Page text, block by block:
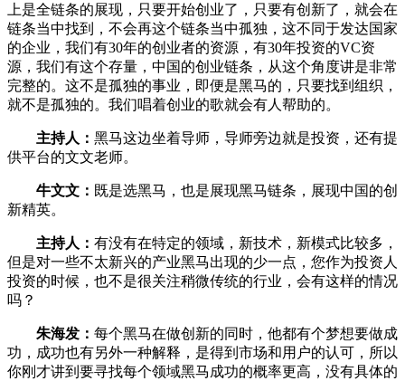
上是全链条的展现，只要开始创业了，只要有创新了，就会在
链条当中找到，不会再这个链条当中孤独，这不同于发达国家
的企业，我们有30年的创业者的资源，有30年投资的VC资
源，我们有这个存量，中国的创业链条，从这个角度讲是非常
完整的。这不是孤独的事业，即便是黑马的，只要找到组织，
就不是孤独的。我们唱着创业的歌就会有人帮助的。
主持人： 黑马这边坐着导师，导师旁边就是投资，还有提
供平台的文文老师。
牛文文： 既是选黑马，也是展现黑马链条，展现中国的创
新精英。
主持人： 有没有在特定的领域，新技术，新模式比较多，
但是对一些不太新兴的产业黑马出现的少一点，您作为投资人
投资的时候，也不是很关注稍微传统的行业，会有这样的情况
吗？
朱海发： 每个黑马在做创新的同时，他都有个梦想要做成
功，成功也有另外一种解释，是得到市场和用户的认可，所以
你刚才讲到要寻找每个领域黑马成功的概率更高，没有具体的